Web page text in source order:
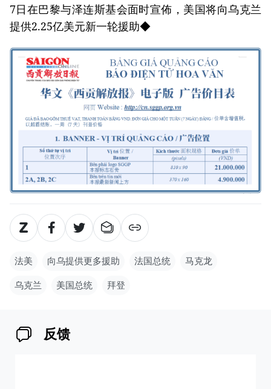
7日在巴黎与泽连斯基会面时宣佈，美国将向乌克兰
提供2.25亿美元新一轮援助◆
法美 向乌提供更多援助 法国总统 马克龙
乌克兰 美国总统 拜登
反馈